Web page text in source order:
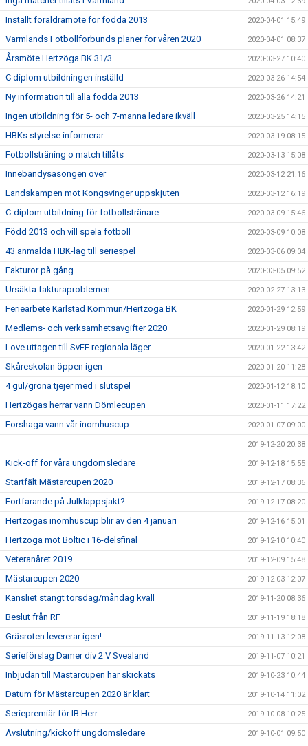
Inställt föräldramöte för födda 2013 2020-04-01 15:49
Värmlands Fotbollförbunds planer för våren 2020 2020-04-01 08:37
Årsmöte Hertzöga BK 31/3 2020-03-27 10:40
C diplom utbildningen inställd 2020-03-26 14:54
Ny information till alla födda 2013 2020-03-26 14:21
Ingen utbildning för 5- och 7-manna ledare ikväll 2020-03-25 14:15
HBKs styrelse informerar 2020-03-19 08:15
Fotbollsträning o match tillåts 2020-03-13 15:08
Innebandysäsongen över 2020-03-12 21:16
Landskampen mot Kongsvinger uppskjuten 2020-03-12 16:19
C-diplom utbildning för fotbollstränare 2020-03-09 15:46
Född 2013 och vill spela fotboll 2020-03-09 10:08
43 anmälda HBK-lag till seriespel 2020-03-06 09:04
Fakturor på gång 2020-03-05 09:52
Ursäkta fakturaproblemen 2020-02-27 13:13
Feriearbete Karlstad Kommun/Hertzöga BK 2020-01-29 12:59
Medlems- och verksamhetsavgifter 2020 2020-01-29 08:19
Love uttagen till SvFF regionala läger 2020-01-22 13:42
Skåreskolan öppen igen 2020-01-20 11:28
4 gul/gröna tjejer med i slutspel 2020-01-12 18:10
Hertzögas herrar vann Dömlecupen 2020-01-11 17:22
Forshaga vann vår inomhuscup 2020-01-07 09:00
2019-12-20 20:38
Kick-off för våra ungdomsledare 2019-12-18 15:55
Startfält Mästarcupen 2020 2019-12-17 08:36
Fortfarande på Julklappsjakt? 2019-12-17 08:20
Hertzögas inomhuscup blir av den 4 januari 2019-12-16 15:01
Hertzöga mot Boltic i 16-delsfinal 2019-12-10 10:40
Veteranåret 2019 2019-12-09 15:48
Mästarcupen 2020 2019-12-03 12:07
Kansliet stängt torsdag/måndag kväll 2019-11-20 08:36
Beslut från RF 2019-11-19 18:18
Gräsroten levererar igen! 2019-11-13 12:08
Serieförslag Damer div 2 V Svealand 2019-11-07 10:21
Inbjudan till Mästarcupen har skickats 2019-10-23 10:44
Datum för Mästarcupen 2020 är klart 2019-10-14 11:02
Seriepremiär för IB Herr 2019-10-08 10:25
Avslutning/kickoff ungdomsledare 2019-10-01 09:50